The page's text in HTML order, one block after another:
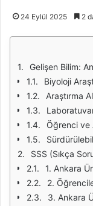
24 Eylül 2025 2
Gelişen Bilim:
Biyoloji
Araştırma
Öğrenci ve
SSS (Sıkça
1. Ankara
2.
3. Ankara